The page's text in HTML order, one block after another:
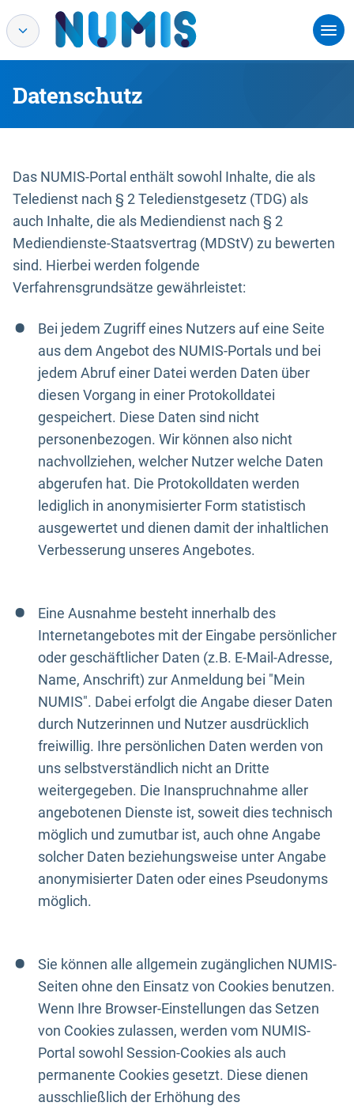
Datenschutz
Das NUMIS-Portal enthält sowohl Inhalte, die als
Teledienst nach § 2 Teledienstgesetz (TDG) als
auch Inhalte, die als Mediendienst nach § 2
Mediendienste-Staatsvertrag (MDStV) zu bewerten
sind. Hierbei werden folgende
Verfahrensgrundsätze gewährleistet:
Bei jedem Zugriff eines Nutzers auf eine Seite
aus dem Angebot des NUMIS-Portals und bei
jedem Abruf einer Datei werden Daten über
diesen Vorgang in einer Protokolldatei
gespeichert. Diese Daten sind nicht
personenbezogen. Wir können also nicht
nachvollziehen, welcher Nutzer welche Daten
abgerufen hat. Die Protokolldaten werden
lediglich in anonymisierter Form statistisch
ausgewertet und dienen damit der inhaltlichen
Verbesserung unseres Angebotes.
Eine Ausnahme besteht innerhalb des
Internetangebotes mit der Eingabe persönlicher
oder geschäftlicher Daten (z.B. E-Mail-Adresse,
Name, Anschrift) zur Anmeldung bei "Mein
NUMIS". Dabei erfolgt die Angabe dieser Daten
durch Nutzerinnen und Nutzer ausdrücklich
freiwillig. Ihre persönlichen Daten werden von
uns selbstverständlich nicht an Dritte
weitergegeben. Die Inanspruchnahme aller
angebotenen Dienste ist, soweit dies technisch
möglich und zumutbar ist, auch ohne Angabe
solcher Daten beziehungsweise unter Angabe
anonymisierter Daten oder eines Pseudonyms
möglich.
Sie können alle allgemein zugänglichen NUMIS-
Seiten ohne den Einsatz von Cookies benutzen.
Wenn Ihre Browser-Einstellungen das Setzen
von Cookies zulassen, werden vom NUMIS-
Portal sowohl Session-Cookies als auch
permanente Cookies gesetzt. Diese dienen
ausschließlich der Erhöhung des